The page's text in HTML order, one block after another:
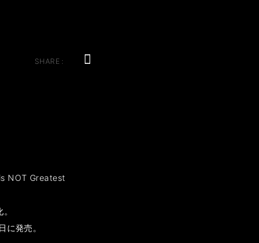
SHARE :
NOT Greatest
発売。